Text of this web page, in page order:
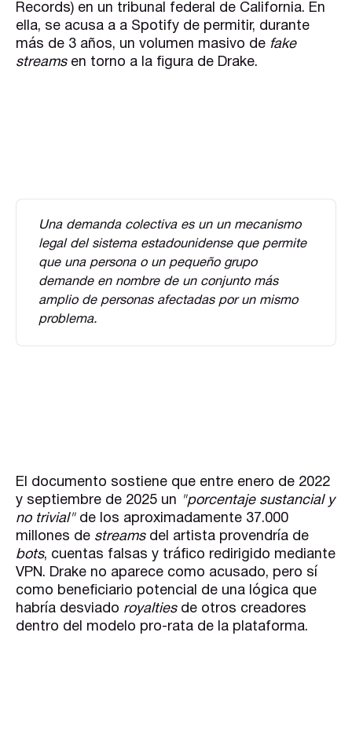
Records) en un tribunal federal de California. En
ella, se acusa a a Spotify de permitir, durante
más de 3 años, un volumen masivo de fake
streamsen torno a la figura de Drake.
Una demanda colectiva es un un mecanismo
legal del sistema estadounidense que permite
que una persona o un pequeño grupo
demande en nombre de un conjunto más
amplio de personas afectadas por un mismo
problema.
El documento sostiene que entre enero de 2022
y septiembre de 2025 un "porcentaje sustancial y
no trivial"de los aproximadamente 37.000
millones de streamsdel artista provendría de
bots, cuentas falsas y tráfico redirigido mediante
VPN. Drake no aparece como acusado, pero sí
como beneficiario potencial de una lógica que
habría desviado royaltiesde otros creadores
dentro del modelo pro-rata de la plataforma.